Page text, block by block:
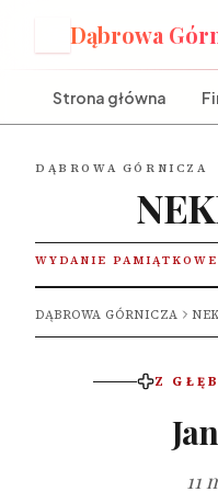
Dąbrowa
Strona główna
DĄBROWA GÓRNICZA
WYDANIE PAMIĄTKOWE
DĄBROWA GÓRNICZA
Z
11